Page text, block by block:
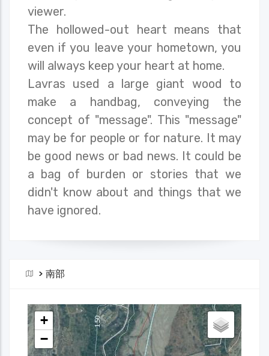
viewer.
The hollowed-out heart means that
even if you leave your hometown, you
will always keep your heart at home.
Lavras used a large giant wood to
make a handbag, conveying the
concept of "message". This "message"
may be for people or for nature. It may
be good news or bad news. It could be
a bag of burden or stories that we
didn't know about and things that we
have ignored.
> 南部